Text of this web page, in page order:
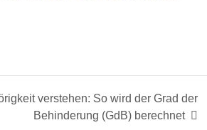
verstehen: So wird der Grad der
Behinderung (GdB) berechnet